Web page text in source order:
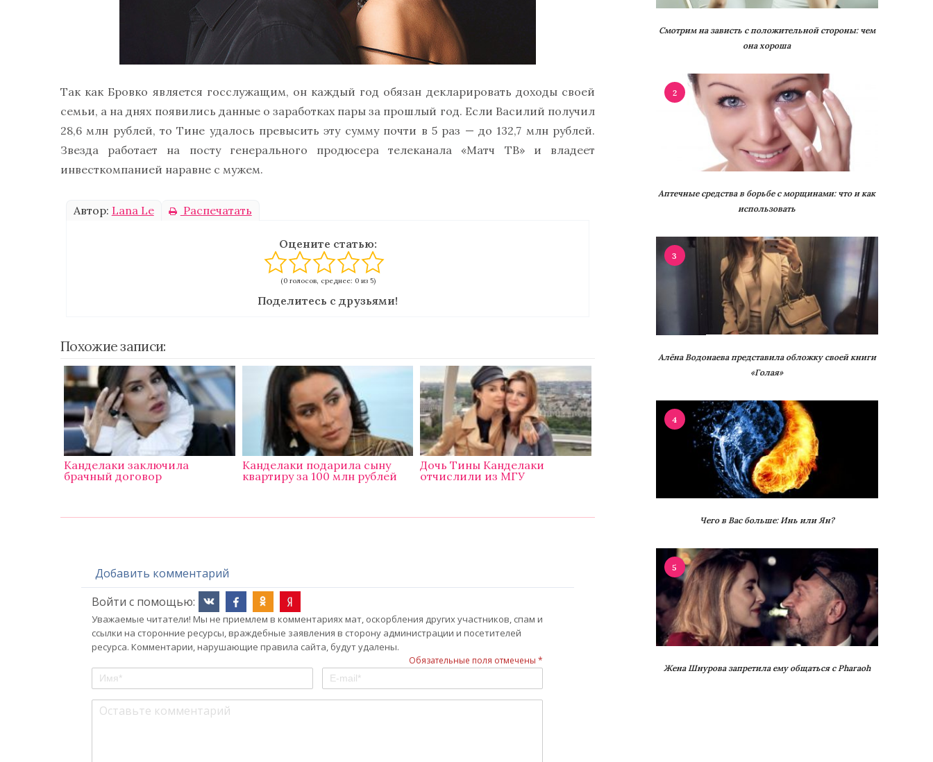
Так как Бровко является госслужащим, он каждый год обязан декларировать доходы своей
семьи, а на днях появились данные о заработках пары за прошлый год. Если Василий получил
28,6 млн рублей, то Тине удалось превысить эту сумму почти в 5 раз — до 132,7 млн рублей.
Звезда работает на посту генерального продюсера телеканала «Матч ТВ» и владеет
инвесткомпанией наравне с мужем.
Автор: Lana Le Распечатать
Оцените статью:
(0 голосов, среднее: 0 из 5)
Поделитесь с друзьями!
Похожие записи:
Канделаки заключила
брачный договор
Канделаки подарила сыну
квартиру за 100 млн рублей
Дочь Тины Канделаки
отчислили из МГУ
Добавить комментарий
Войти с помощью:
Уважаемые читатели! Мы не приемлем в комментариях мат, оскорбления других участников, спам и
ссылки на сторонние ресурсы, враждебные заявления в сторону администрации и посетителей
ресурса. Комментарии, нарушающие правила сайта, будут удалены.
Обязательные поля отмечены *
Смотрим на зависть с положительной стороны: чем
она хороша
2
Аптечные средства в борьбе с морщинами: что и как
использовать
3
Алёна Водонаева представила обложку своей книги
«Голая»
4
Чего в Вас больше: Инь или Ян?
5
Жена Шнурова запретила ему общаться с Pharaoh